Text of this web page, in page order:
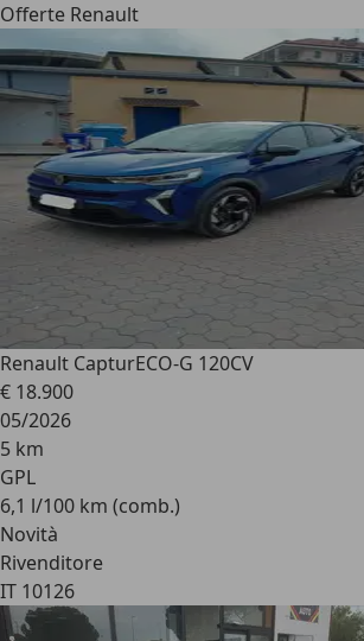
Offerte Renault
Renault CapturECO-G 120CV
€ 18.900
05/2026
5 km
GPL
6,1 l/100 km (comb.)
Novità
Rivenditore
IT 10126